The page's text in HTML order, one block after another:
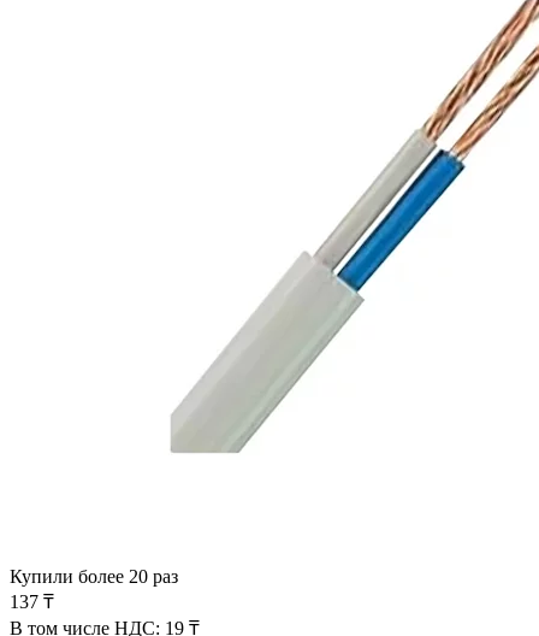
Купили более 20 раз
137 ₸
В том числе НДС: 19 ₸